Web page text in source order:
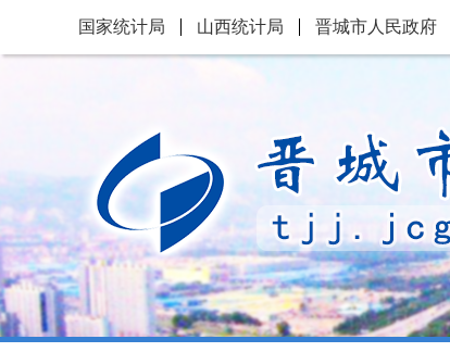
国家统计局 山西统计局 晋城市人民政府